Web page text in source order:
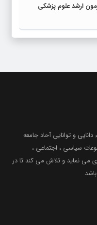
ارشد علوم پزشکی
و توانایی آحاد جامعه
سیاسی ، اجتماعی ،
می نماید و تلاش می کند تا در